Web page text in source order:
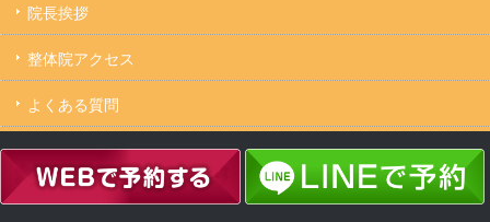
院長挨拶
整体院アクセス
よくある質問
キャンセルについて
たいよう整体院 駒込駅２分｜妊活・マタニティ・産後骨盤矯正